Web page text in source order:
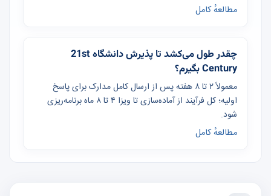
مطالعهٔ کامل
چقدر طول می‌کشد تا پذیرش دانشگاه 21st
Century بگیرم؟
معمولاً ۲ تا ۸ هفته پس از ارسال کامل مدارک برای پاسخ
اولیه؛ کل فرآیند از آماده‌سازی تا ویزا ۴ تا ۸ ماه برنامه‌ریزی
شود.
مطالعهٔ کامل